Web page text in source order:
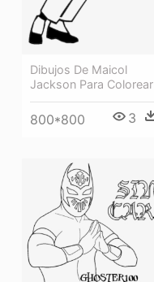
Dibujos De Maicol
Jackson Para Colorear
800*800 3